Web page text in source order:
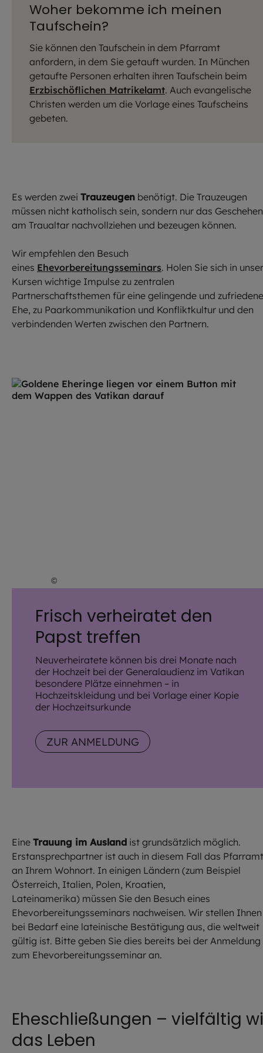
Woher bekomme ich meinen
Taufschein?
Sie können den Taufschein in dem Pfarramt
anfordern, in dem Sie getauft wurden. In München
getaufte Personen erhalten ihren Taufschein beim
Erzbischöflichen Matrikelamt. Auch evangelische
Christen werden um die Vorlage eines Taufscheins
gebeten.
Es werden zwei Trauzeugen benötigt. Die Trauzeugen
müssen nicht katholisch sein, sondern nur das Geschehen
am Traualtar nachvollziehen und bezeugen können.
Wir empfehlen den Besuch
eines Ehevorbereitungsseminars. Holen Sie sich in
Kursen wichtige Impulse zu zentralen
Partnerschaftsthemen für eine gelingende und zufriedene
Ehe, zu Paarkommunikation und Konfliktkultur und den
verbindenden Werten zwischen den Partnern.
©
Frisch verheiratet den
Papst treffen
Neuverheiratete können bis drei Monate nach
der Hochzeit bei der Generalaudienz im Vatikan
besondere Plätze einnehmen – in
Hochzeitskleidung und bei Vorlage einer Kopie
der Hochzeitsurkunde
ZUR ANMELDUNG
Eine Trauung im Ausland ist grundsätzlich möglich.
Erstansprechpartner ist auch in diesem Fall das Pfarramt
an Ihrem Wohnort. In einigen Ländern (zum Beispiel
Österreich, Italien, Polen, Kroatien,
Lateinamerika) müssen Sie den Besuch eines
Ehevorbereitungsseminars nachweisen. Wir stellen Ihnen
bei Bedarf eine lateinische Bestätigung aus, die weltweit
gültig ist. Bitte geben Sie dies bereits bei der Anmeldung
zum Ehevorbereitungsseminar an.
Eheschließungen – vielfältig
das Leben